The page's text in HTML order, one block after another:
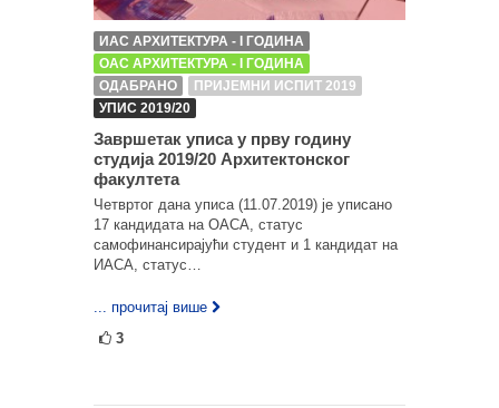
ИАС АРХИТЕКТУРА - I ГОДИНА
ОАС АРХИТЕКТУРА - I ГОДИНА
ОДАБРАНО
ПРИЈЕМНИ ИСПИТ 2019
УПИС 2019/20
Завршетак уписа у прву годину
студија 2019/20 Архитектонског
факултета
Четвртог дана уписа (11.07.2019) је уписано
17 кандидата на ОАСА, статус
самофинансирајући студент и 1 кандидат на
ИАСА, статус…
... прочитај више
3